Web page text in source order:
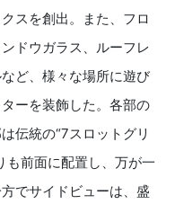
スを創出。また、フロ
ドウガラス、ルーフレ
ど、様々な場所に遊び
ーを装飾した。各部の
伝統の“7スロットグリ
も前面に配置し、万が一
でサイドビューは、盛